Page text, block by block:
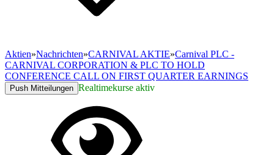
Aktien»Nachrichten»CARNIVAL AKTIE»Carnival PLC -
CARNIVAL CORPORATION & PLC TO HOLD
CONFERENCE CALL ON FIRST QUARTER EARNINGS
Push Mitteilungen Realtimekurse aktiv